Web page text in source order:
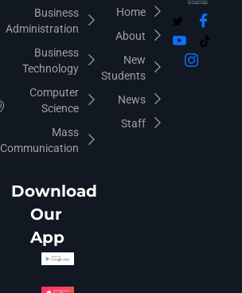
Home
About
New
Students
News
Staff
Business
Administration
Business
Technology
Computer
Science
Mass
Communication
Download
Our
App